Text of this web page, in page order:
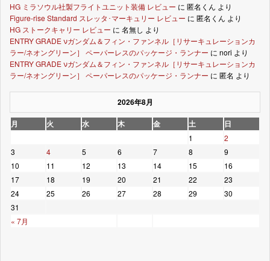
HG ミラソウル社製フライトユニット装備 レビュー に 匿名くん より
Figure-rise Standard スレッタ･マーキュリー レビュー に 匿名くん より
HG ストークキャリー レビュー に 名無し より
ENTRY GRADE νガンダム＆フィン・ファンネル［リサーキュレーションカ
ラー/ネオングリーン］ ペーパーレスのパッケージ・ランナー に nori より
ENTRY GRADE νガンダム＆フィン・ファンネル［リサーキュレーションカ
ラー/ネオングリーン］ ペーパーレスのパッケージ・ランナー に 匿名 より
2026年8月
月
火 水 木 金 土 日
« 7月
1
2
3
4 5 6 7 8
9
10
11 12 13 14 15
16
17
18 19 20 21 22
23
24
25 26 27 28 29
30
31